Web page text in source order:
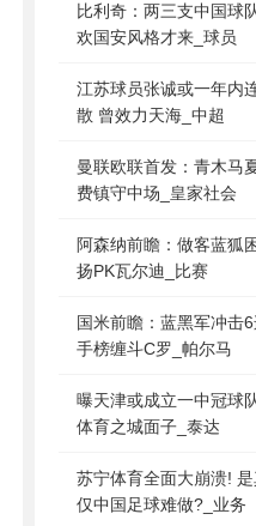
比利奇：两三支中国球
欢国安风格才来_球员
江苏球员张诚或一年内
散 曾效力天海_中超
曼联欧联首发：青木马
费镇守中场_皇家社会
阿森纳前瞻：做客蓝狐
扬PK瓦尔迪_比赛
国米前瞻：蓝黑军冲击
手榜缠斗C罗_帕尔马
曝天津或成立一中冠球
体育之城面子_泰达
苏宁体育全面大崩溃!
仅中国足球难做?_业务